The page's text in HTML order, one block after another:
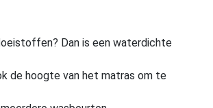
Dan is een waterdichte
de hoogte van het matras om te